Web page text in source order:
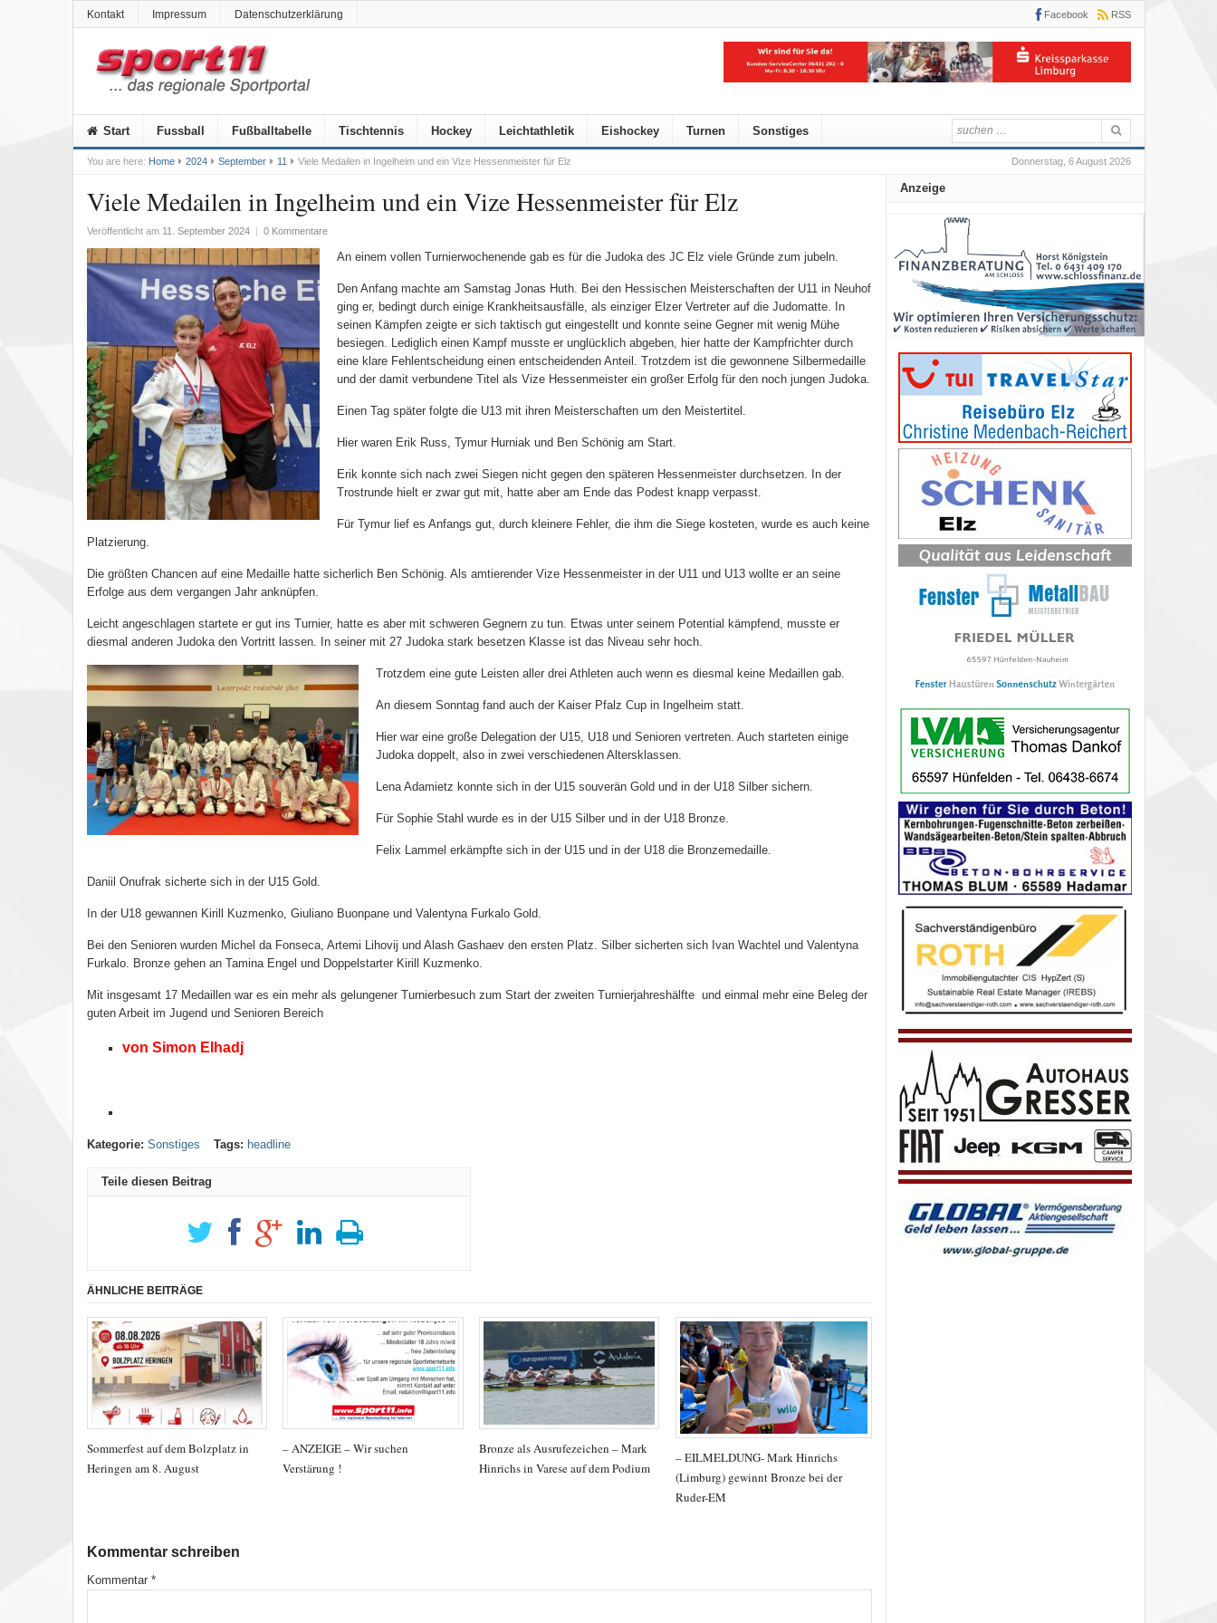
Kontakt Impressum Datenschutzerklärung Facebook RSS
Start Fussball Fußballtabelle Tischtennis Hockey Leichtathletik Eishockey Turnen Sonstiges
Donnerstag, 6 August 2026
You are here: Home 2024 September 11 Viele Medailen in Ingelheim und ein Vize Hessenmeister für Elz
Viele Medailen in Ingelheim und ein Vize Hessenmeister für Elz
Veröffentlicht am 11. September 2024 | 0 Kommentare
An einem vollen Turnierwochenende gab es für die Judoka des JC Elz viele Gründe zum jubeln.
Den Anfang machte am Samstag Jonas Huth. Bei den Hessischen Meisterschaften der U11 in Neuhof
ging er, bedingt durch einige Krankheitsausfälle, als einziger Elzer Vertreter auf die Judomatte. In
seinen Kämpfen zeigte er sich taktisch gut eingestellt und konnte seine Gegner mit wenig Mühe
besiegen. Lediglich einen Kampf musste er unglücklich abgeben, hier hatte der Kampfrichter durch
eine klare Fehlentscheidung einen entscheidenden Anteil. Trotzdem ist die gewonnene Silbermedaille
und der damit verbundene Titel als Vize Hessenmeister ein großer Erfolg für den noch jungen Judoka.
Einen Tag später folgte die U13 mit ihren Meisterschaften um den Meistertitel.
Hier waren Erik Russ, Tymur Hurniak und Ben Schönig am Start.
Erik konnte sich nach zwei Siegen nicht gegen den späteren Hessenmeister durchsetzen. In der
Trostrunde hielt er zwar gut mit, hatte aber am Ende das Podest knapp verpasst.
Für Tymur lief es Anfangs gut, durch kleinere Fehler, die ihm die Siege kosteten, wurde es auch keine
Platzierung.
Die größten Chancen auf eine Medaille hatte sicherlich Ben Schönig. Als amtierender Vize Hessenmeister in der U11 und U13 wollte er an seine
Erfolge aus dem vergangen Jahr anknüpfen.
Leicht angeschlagen startete er gut ins Turnier, hatte es aber mit schweren Gegnern zu tun. Etwas unter seinem Potential kämpfend, musste er
diesmal anderen Judoka den Vortritt lassen. In seiner mit 27 Judoka stark besetzen Klasse ist das Niveau sehr hoch.
Trotzdem eine gute Leisten aller drei Athleten auch wenn es diesmal keine Medaillen gab.
An diesem Sonntag fand auch der Kaiser Pfalz Cup in Ingelheim statt.
Hier war eine große Delegation der U15, U18 und Senioren vertreten. Auch starteten einige
Judoka doppelt, also in zwei verschiedenen Altersklassen.
Lena Adamietz konnte sich in der U15 souverän Gold und in der U18 Silber sichern.
Für Sophie Stahl wurde es in der U15 Silber und in der U18 Bronze.
Felix Lammel erkämpfte sich in der U15 und in der U18 die Bronzemedaille.
Daniil Onufrak sicherte sich in der U15 Gold.
In der U18 gewannen Kirill Kuzmenko, Giuliano Buonpane und Valentyna Furkalo Gold.
Bei den Senioren wurden Michel da Fonseca, Artemi Lihovij und Alash Gashaev den ersten Platz. Silber sicherten sich Ivan Wachtel und Valentyna
Furkalo. Bronze gehen an Tamina Engel und Doppelstarter Kirill Kuzmenko.
Mit insgesamt 17 Medaillen war es ein mehr als gelungener Turnierbesuch zum Start der zweiten Turnierjahreshälfte und einmal mehr eine Beleg der
guten Arbeit im Jugend und Senioren Bereich
von Simon Elhadj
Kategorie: Sonstiges Tags: headline
Teile diesen Beitrag
ÄHNLICHE BEITRÄGE
Sommerfest auf dem Bolzplatz in
Heringen am 8. August
– ANZEIGE – Wir suchen
Verstärung !
Bronze als Ausrufezeichen – Mark
Hinrichs in Varese auf dem Podium
– EILMELDUNG- Mark Hinrichs
(Limburg) gewinnt Bronze bei der
Ruder-EM
Kommentar schreiben
Kommentar *
Anzeige